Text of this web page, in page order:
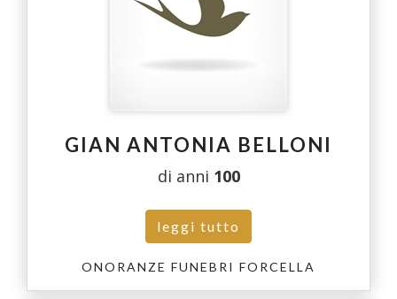
GIAN ANTONIA BELLONI
di anni 100
leggi tutto
ONORANZE FUNEBRI FORCELLA